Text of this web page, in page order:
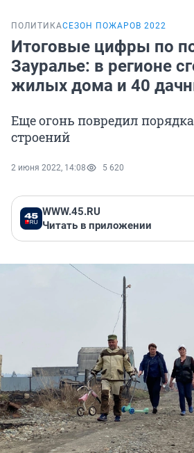
ПОЛИТИКАСЕЗОН ПОЖАРОВ 2022
Итоговые цифры по
Зауралье: в регионе
жилых дома и 40
Еще огонь повредил
строений
2 июня 2022, 14:08 5 620
WWW.45.RU
Читать в приложении